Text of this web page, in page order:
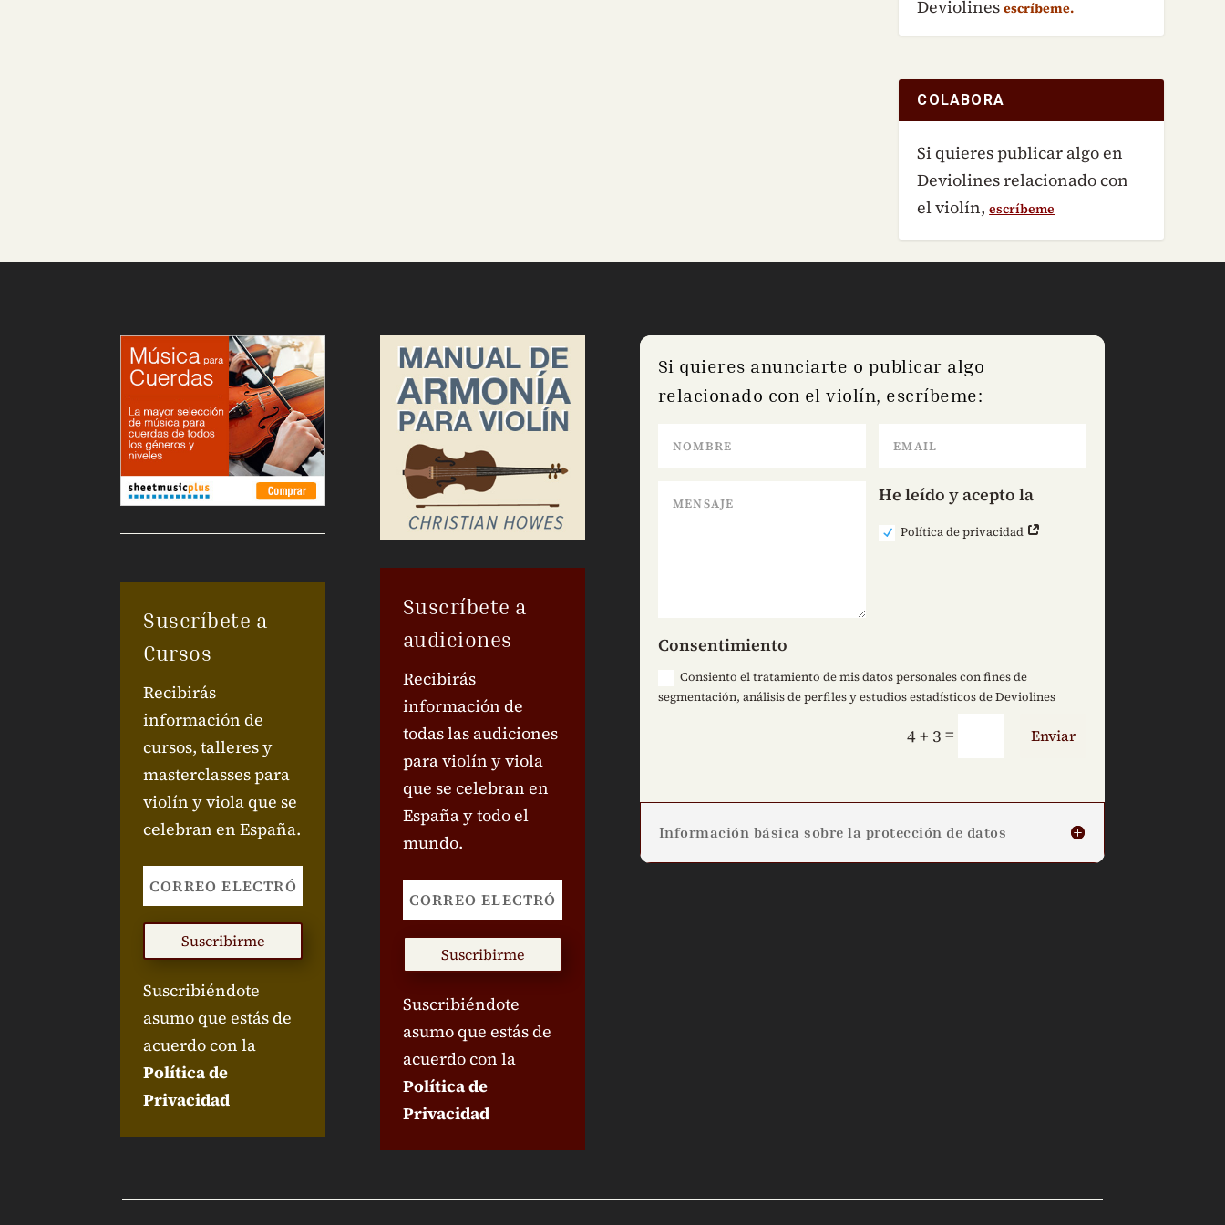
Deviolinesescríbeme.
COLABORA
Si quieres publicar algo en
Deviolines relacionado con
el violín,escríbeme
Suscríbete a
Cursos
Recibirás
información de
cursos, talleres y
masterclasses para
violín y viola que se
celebran en España.
Suscribirme
Suscribiéndote
asumo que estás de
acuerdo con la
Política de
Privacidad
Suscríbete a
audiciones
Recibirás
información de
todas las audiciones
para violín y viola
que se celebran en
España y todo el
mundo.
Suscribirme
Suscribiéndote
asumo que estás de
acuerdo con la
Política de
Privacidad
Si quieres anunciarte o publicar algo
relacionado con el violín, escríbeme:
He leído y acepto la
Política de privacidad
Consentimiento
Consiento el tratamiento de mis datos personales con fines de
segmentación, análisis de perfiles y estudios estadísticos de Deviolines
4 + 3 = Enviar
Información básica sobre la protección de datos